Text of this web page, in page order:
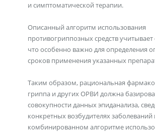
и симптоматической терапии.
Описанный алгоритм использования
противогриппозных средств учитывает
что особенно важно для определения
сроков применения указанных
Таким образом, рациональная
гриппа и других ОРВИ должна
совокупности данных эпиданализа,
конкретных возбудителях заболеваний
комбинированном алгоритме